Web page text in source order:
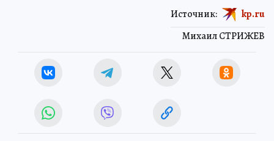
Михаил СТРИЖЕВ
Источник: kp.ru